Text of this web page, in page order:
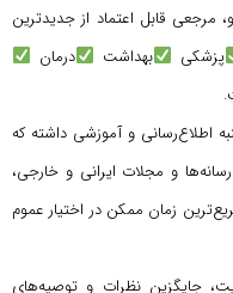
مرجعی قابل اعتماد از جدیدترین
پزشکی بهداشت
درمان
اطلاع‌رسانی و آموزشی داشته که
و مجلات ایرانی و خارجی،
زمان ممکن در اختیار عموم
جایگزین نظرات و توصیه‌های